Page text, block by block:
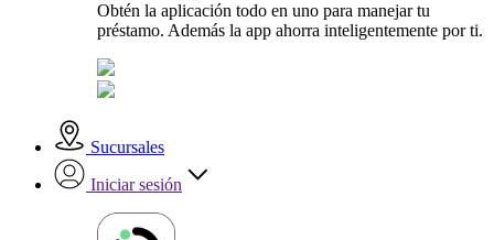
Obtén la aplicación todo en uno para manejar tu
préstamo. Además la app ahorra inteligentemente por ti.
Sucursales
Iniciar sesión